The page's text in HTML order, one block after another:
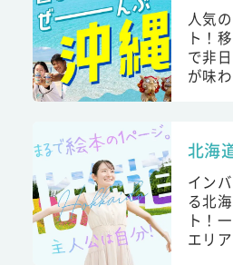
人気
ト！
で非
が味
北海
イン
る北
ト！
エリ